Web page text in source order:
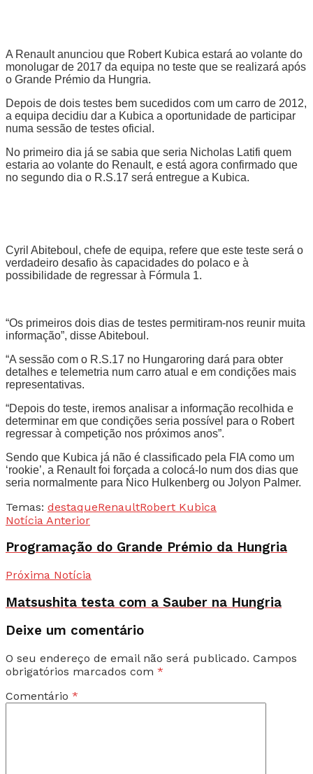
A Renault anunciou que Robert Kubica estará ao volante do
monolugar de 2017 da equipa no teste que se realizará após
o Grande Prémio da Hungria.
Depois de dois testes bem sucedidos com um carro de 2012,
a equipa decidiu dar a Kubica a oportunidade de participar
numa sessão de testes oficial.
No primeiro dia já se sabia que seria Nicholas Latifi quem
estaria ao volante do Renault, e está agora confirmado que
no segundo dia o R.S.17 será entregue a Kubica.
Cyril Abiteboul, chefe de equipa, refere que este teste será o
verdadeiro desafio às capacidades do polaco e à
possibilidade de regressar à Fórmula 1.
“Os primeiros dois dias de testes permitiram-nos reunir muita
informação”, disse Abiteboul.
“A sessão com o R.S.17 no Hungaroring dará para obter
detalhes e telemetria num carro atual e em condições mais
representativas.
“Depois do teste, iremos analisar a informação recolhida e
determinar em que condições seria possível para o Robert
regressar à competição nos próximos anos”.
Sendo que Kubica já não é classificado pela FIA como um
‘rookie’, a Renault foi forçada a colocá-lo num dos dias que
seria normalmente para Nico Hulkenberg ou Jolyon Palmer.
Temas: destaqueRenaultRobert Kubica
Notícia Anterior
Programação do Grande Prémio da Hungria
Próxima Notícia
Matsushita testa com a Sauber na Hungria
Deixe um comentário
O seu endereço de email não será publicado. Campos
obrigatórios marcados com *
Comentário *